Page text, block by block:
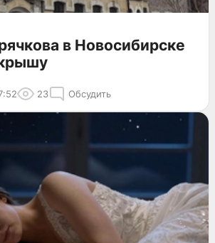
в Новосибирске
23 Обсудить